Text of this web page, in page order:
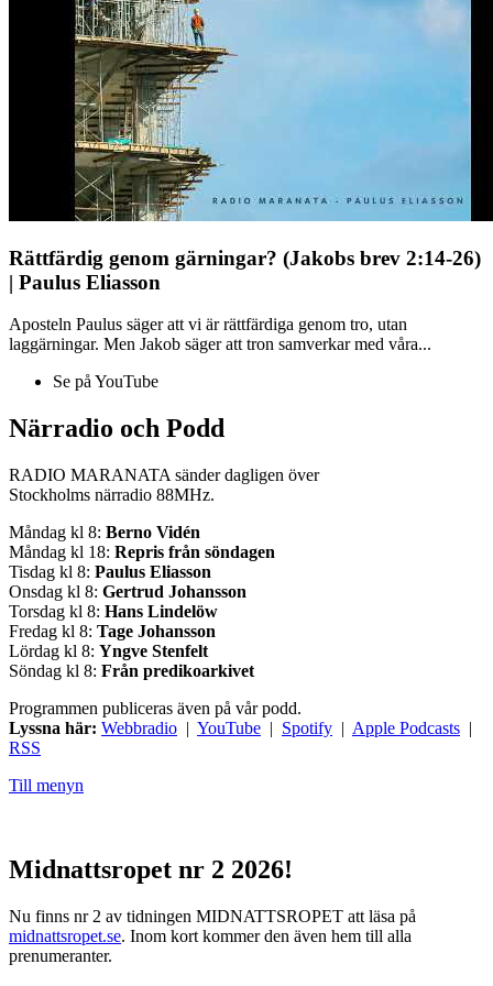
Rättfärdig genom gärningar? (Jakobs brev 2:14-26)
| Paulus Eliasson
Aposteln Paulus säger att vi är rättfärdiga genom tro, utan
laggärningar. Men Jakob säger att tron samverkar med våra...
Se på YouTube
Närradio och Podd
RADIO MARANATA sänder dagligen över
Stockholms närradio 88MHz.
Måndag kl 8: Berno Vidén
Måndag kl 18: Repris från söndagen
Tisdag kl 8: Paulus Eliasson
Onsdag kl 8: Gertrud Johansson
Torsdag kl 8: Hans Lindelöw
Fredag kl 8: Tage Johansson
Lördag kl 8: Yngve Stenfelt
Söndag kl 8: Från predikoarkivet
Programmen publiceras även på vår podd.
Lyssna här: Webbradio | YouTube | Spotify | Apple Podcasts |
RSS
Till menyn
Midnattsropet nr 2 2026!
Nu finns nr 2 av tidningen MIDNATTSROPET att läsa på
midnattsropet.se. Inom kort kommer den även hem till alla
prenumeranter.